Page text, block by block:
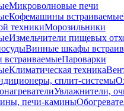
Микроволновые печи
Кофемашины встраиваемые
техникиМорозильники
Измельчители пищевых
Винные шкафы
встраиваемыеПароварки
Климатическая техника
сплит-системы
Увлажнители,
печи-камины